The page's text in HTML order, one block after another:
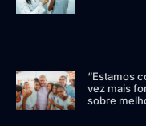
“Estamos
vez mais
sobre